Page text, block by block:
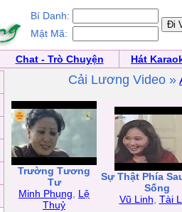
Bí Danh:
Mật Mã:
Chat - Trò Chuyện
Hát
Cải Lương Video »
Trường Tương
Tư
Minh Phụng
Lệ
Thuỷ
Sự Thật Phía
Sống
Vũ Linh Tài